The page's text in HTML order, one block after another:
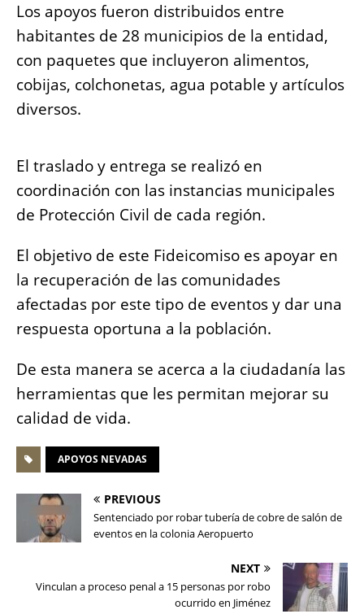
Los apoyos fueron distribuidos entre
habitantes de 28 municipios de la entidad,
con paquetes que incluyeron alimentos,
cobijas, colchonetas, agua potable y artículos
diversos.
El traslado y entrega se realizó en
coordinación con las instancias municipales
de Protección Civil de cada región.
El objetivo de este Fideicomiso es apoyar en
la recuperación de las comunidades
afectadas por este tipo de eventos y dar una
respuesta oportuna a la población.
De esta manera se acerca a la ciudadanía las
herramientas que les permitan mejorar su
calidad de vida.
APOYOS NEVADAS
PREVIOUS
Sentenciado por robar tubería de cobre de salón de
eventos en la colonia Aeropuerto
NEXT
Vinculan a proceso penal a 15 personas por robo
ocurrido en Jiménez